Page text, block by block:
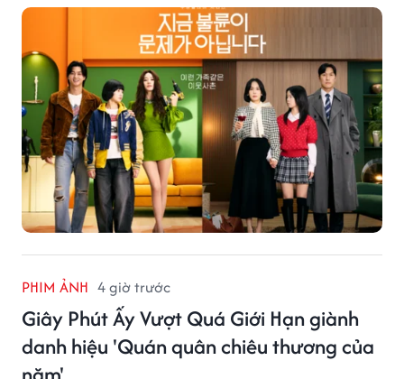
PHIM ẢNH 4 giờ trước
Giây Phút Ấy Vượt Quá Giới Hạn giành
danh hiệu 'Quán quân chiêu thương của